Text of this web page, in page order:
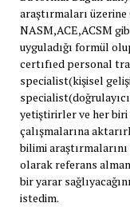
araştırmaları
NASM,ACE,ACSM
uyguladığı formül
certıfıed personal
specialist(kişisel
yetiştirirler ve her
çalışmalarına
bilimi
olarak referans
bir yarar
istedim.